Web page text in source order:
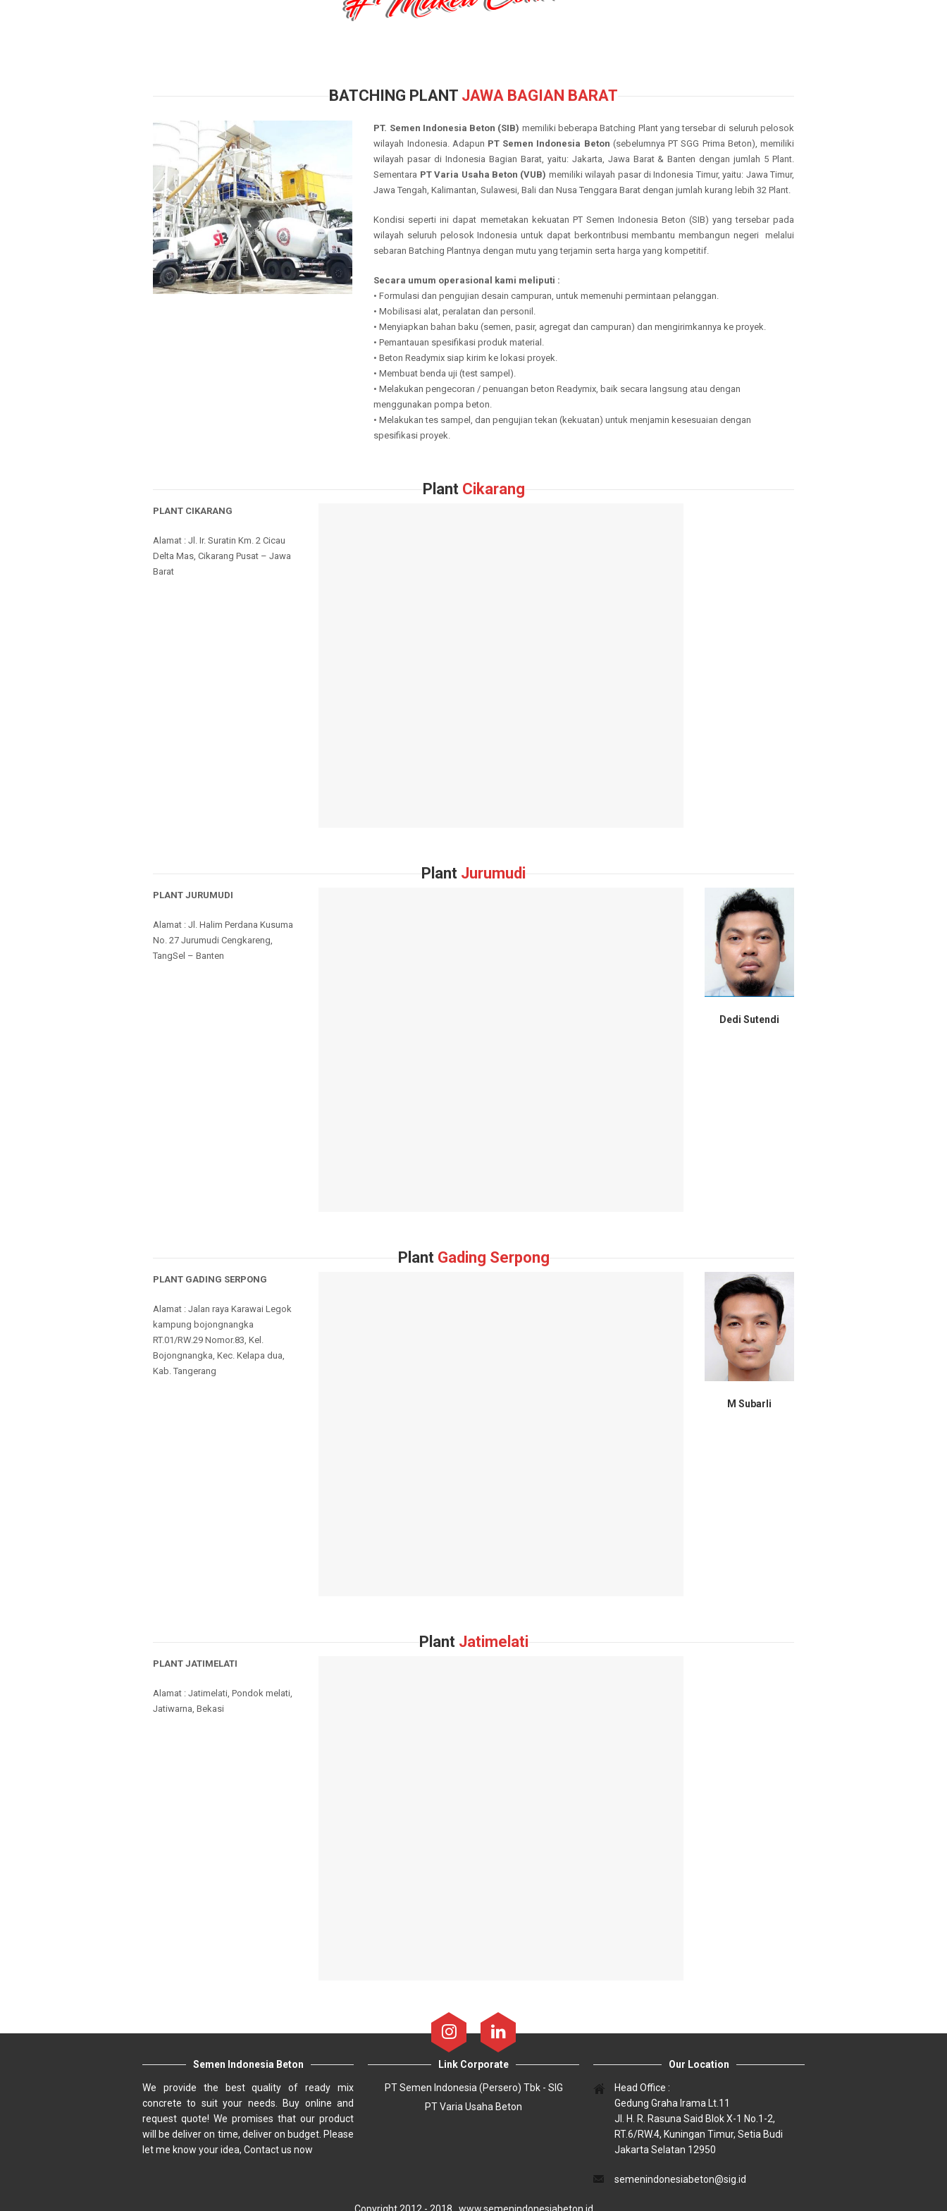
BATCHING PLANT JAWA BAGIAN BARAT
PT. Semen Indonesia Beton (SIB) memiliki beberapa Batching Plant yang tersebar di seluruh pelosok
wilayah Indonesia. Adapun PT Semen Indonesia Beton (sebelumnya PT SGG Prima Beton), memiliki
wilayah pasar di Indonesia Bagian Barat, yaitu: Jakarta, Jawa Barat & Banten dengan jumlah 5 Plant.
Sementara PT Varia Usaha Beton (VUB) memiliki wilayah pasar di Indonesia Timur, yaitu: Jawa Timur,
Jawa Tengah, Kalimantan, Sulawesi, Bali dan Nusa Tenggara Barat dengan jumlah kurang lebih 32 Plant.
Kondisi seperti ini dapat memetakan kekuatan PT Semen Indonesia Beton (SIB) yang tersebar pada
wilayah seluruh pelosok Indonesia untuk dapat berkontribusi membantu membangun negeri melalui
sebaran Batching Plantnya dengan mutu yang terjamin serta harga yang kompetitif.
Secara umum operasional kami meliputi :
•Formulasi dan pengujian desain campuran, untuk memenuhi permintaan pelanggan.
•Mobilisasi alat,peralatan dan personil .
•Menyiapkan bahan baku (semen, pasir, agregat dan campuran) dan mengirimkannya ke proyek.
• Pemantauan spesifikasi produkmaterial.
• Beton Readymix siap kirim ke lokasi proyek.
• Membuat benda uji (test sampel).
• Melakukanpengecoran / penuangan beton Readymix, baik secara langsung atau dengan
menggunakan pompa beton.
•Melakukan tes sampel, dan pengujian tekan (kekuatan) untuk menjamin kesesuaian dengan
spesifikasi proyek.
Plant Cikarang
PLANT CIKARANG
Alamat : Jl. Ir. Suratin Km. 2 Cicau
Delta Mas, Cikarang Pusat – Jawa
Barat
Plant Jurumudi
PLANT JURUMUDI
Alamat : Jl. Halim Perdana Kusuma
No. 27 Jurumudi Cengkareng,
TangSel – Banten
Dedi Sutendi
Plant Gading Serpong
PLANT GADING SERPONG
Alamat : Jalan raya Karawai Legok
kampung bojongnangka
RT.01/RW.29 Nomor.83, Kel.
Bojongnangka, Kec. Kelapa dua,
Kab. Tangerang
M Subarli
Plant Jatimelati
PLANT JATIMELATI
Alamat : Jatimelati, Pondok melati,
Jatiwarna, Bekasi
Semen Indonesia Beton
We provide the best quality of ready mix
concrete to suit your needs. Buy online and
request quote! We promises that our product
will be deliver on time, deliver on budget. Please
let me know your idea, Contact us now
Link Corporate
PT Semen Indonesia (Persero) Tbk - SIG
PT Varia Usaha Beton
Our Location
Head Office :
Gedung Graha Irama Lt.11
Jl. H. R. Rasuna Said Blok X-1 No.1-2,
RT.6/RW.4, Kuningan Timur, Setia Budi
Jakarta Selatan 12950
semenindonesiabeton@sig.id